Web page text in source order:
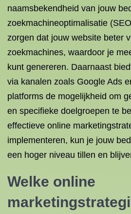
naamsbekendheid van jouw
zoekmachineoptimalisatie
zorgen dat jouw website beter
zoekmachines, waardoor je
kunt genereren. Daarnaast
via kanalen zoals Google Ads
platforms de mogelijkheid om
en specifieke doelgroepen te
effectieve online
implementeren, kun je jouw
een hoger niveau tillen en
Welke online